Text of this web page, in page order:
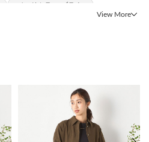
#バンドカラー ブラウス
View More
次の